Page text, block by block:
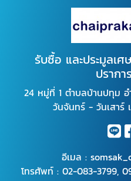
รับซื้อ และประมูลเ
ปรากา
24 หมู่ที่ 1 ตำบลบ้านปทุม อ
วันจันทร์ - วันเสาร์
อีเมล :
โทรศัพท์ : 02-083-3799,